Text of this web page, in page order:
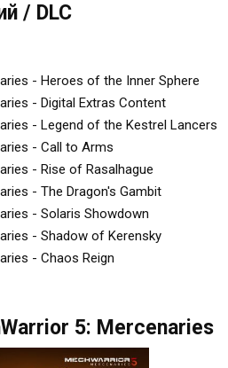
/ DLC
- Heroes of the Inner Sphere
- Digital Extras Content
- Legend of the Kestrel Lancers
- Call to Arms
- Rise of Rasalhague
- The Dragon's Gambit
- Solaris Showdown
- Shadow of Kerensky
- Chaos Reign
5: Mercenaries